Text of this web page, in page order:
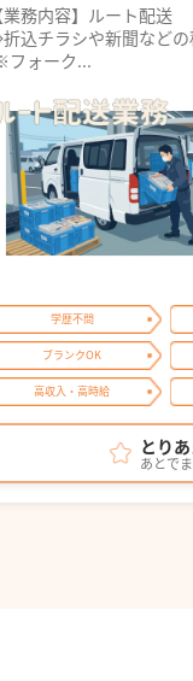
業務内容】ルート配送
込チラシや新聞などの
ォーク...
学歴不問
ブランクOK
高収入・高時給
とり
あとで